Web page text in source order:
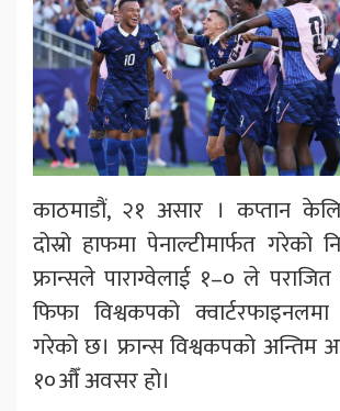
काठमाडौं, २१ असार । कप्तान
दोस्रो हाफमा पेनाल्टीमार्फत गरेको
फ्रान्सले पाराग्वेलाई १–० ले
फिफा विश्वकपको
गरेको छ। फ्रान्स विश्वकपको अन्तिम
१०औँ अवसर हो।